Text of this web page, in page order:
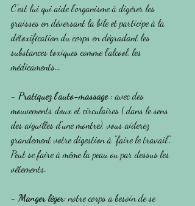
C'est lui qui aide l'organisme à digérer les
graisses en déversant la bile et participe à la
détoxification du corps en dégradant les
substances toxiques comme l'alcool, les
médicaments...
- Pratiquez l'auto-massage : avec des
mouvements doux et circulaires ( dans le sens
des aiguilles d'une montre), vous aiderez
grandement votre digestion à "faire le travail".
Peut se faire à même la peau ou par dessus les
vêtements.
- Manger lèger: notre corps a besoin de se